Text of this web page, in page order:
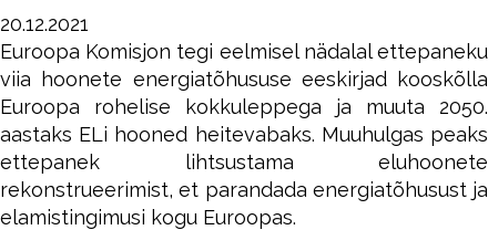
20.12.2021
Euroopa Komisjon tegi eelmisel nädalal ettepaneku
viia hoonete energiatõhususe eeskirjad kooskõlla
Euroopa rohelise kokkuleppega ja muuta 2050.
aastaks ELi hooned heitevabaks. Muuhulgas peaks
ettepanek lihtsustama eluhoonete
rekonstrueerimist, et parandada energiatõhusust ja
elamistingimusi kogu Euroopas.